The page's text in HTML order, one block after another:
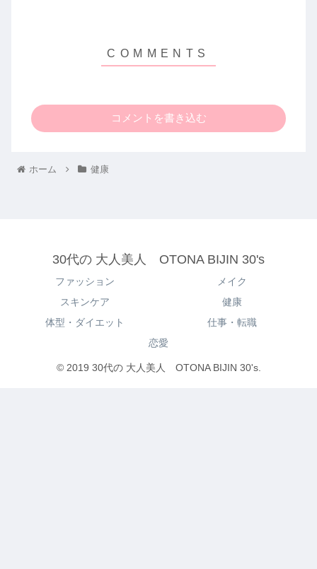
コメントを書き込む
ホーム 健康
30代の 大人美人 OTONA BIJIN 30's
ファッション
メイク
スキンケア
健康
体型・ダイエット
仕事・転職
恋愛
© 2019 30代の 大人美人 OTONA BIJIN 30's.